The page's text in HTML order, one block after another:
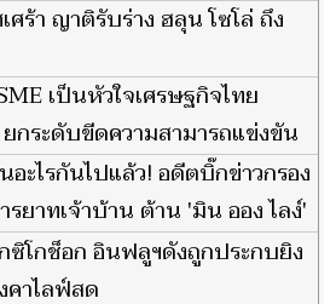
ศร้า ญาติรับร่าง ฮลุน โซโล่ ถึง
เป็นหัวใจเศรษฐกิจไทย
กระดับขีดความสามารถแข่งขัน
อะไรกันไปแล้ว! อดีตบิ๊กข่าวกรอง
รยาทเจ้าบ้าน ต้าน 'มิน ออง ไลง์'
ซิโกช็อก อินฟลูฯดังถูกประกบยิง
คาไลฟ์สด